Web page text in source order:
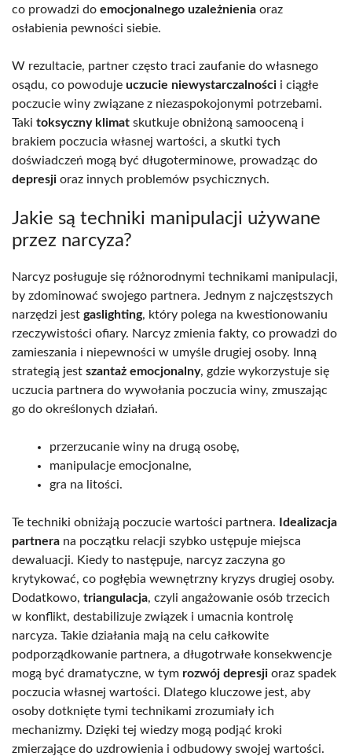
co prowadzi do emocjonalnego uzależnienia oraz
osłabienia pewności siebie.
W rezultacie, partner często traci zaufanie do własnego
osądu, co powoduje uczucie niewystarczalności i ciągłe
poczucie winy związane z niezaspokojonymi potrzebami.
Taki toksyczny klimat skutkuje obniżoną samooceną i
brakiem poczucia własnej wartości, a skutki tych
doświadczeń mogą być długoterminowe, prowadząc do
depresji oraz innych problemów psychicznych.
Jakie są techniki manipulacji używane
przez narcyza?
Narcyz posługuje się różnorodnymi technikami manipulacji,
by zdominować swojego partnera. Jednym z najczęstszych
narzędzi jest gaslighting, który polega na kwestionowaniu
rzeczywistości ofiary. Narcyz zmienia fakty, co prowadzi do
zamieszania i niepewności w umyśle drugiej osoby. Inną
strategią jest szantaż emocjonalny, gdzie wykorzystuje się
uczucia partnera do wywołania poczucia winy, zmuszając
go do określonych działań.
przerzucanie winy na drugą osobę,
manipulacje emocjonalne,
gra na litości.
Te techniki obniżają poczucie wartości partnera. Idealizacja
partnera na początku relacji szybko ustępuje miejsca
dewaluacji. Kiedy to następuje, narcyz zaczyna go
krytykować, co pogłębia wewnętrzny kryzys drugiej osoby.
Dodatkowo, triangulacja, czyli angażowanie osób trzecich
w konflikt, destabilizuje związek i umacnia kontrolę
narcyza. Takie działania mają na celu całkowite
podporządkowanie partnera, a długotrwałe konsekwencje
mogą być dramatyczne, w tym rozwój depresji oraz spadek
poczucia własnej wartości. Dlatego kluczowe jest, aby
osoby dotknięte tymi technikami zrozumiały ich
mechanizmy. Dzięki tej wiedzy mogą podjąć kroki
zmierzające do uzdrowienia i odbudowy swojej wartości.